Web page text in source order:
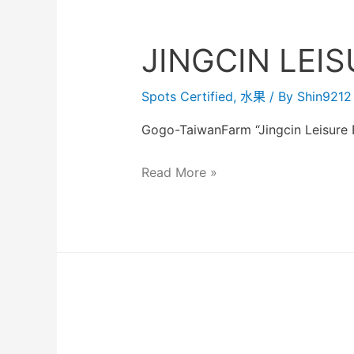
JINGCIN
Spots Certified, 水果 / By Shin9212
Gogo-TaiwanFarm “Jingcin Leisure
Read More »